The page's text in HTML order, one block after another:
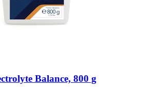
Balance, 800 g